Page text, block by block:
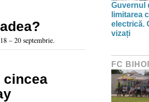
– 20 septembrie.
cincea
Guvernul
limitarea
electrică.
vizați
FC